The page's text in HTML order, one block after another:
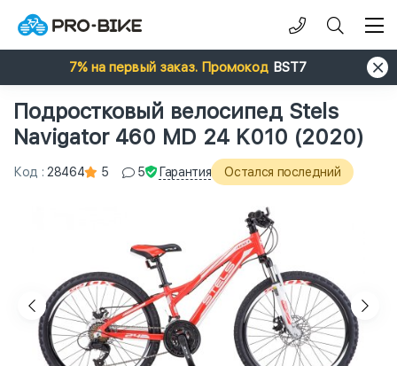
7% на первый заказ. Промокод BST7
Подростковый велосипед Stels
Navigator 460 MD 24 K010 (2020)
Код : 28464 5 5 Гарантия Остался последний